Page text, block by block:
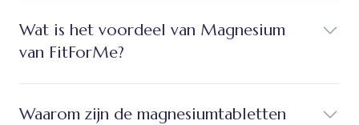
Wat is het voordeel van Magnesium
van FitForMe?
Waarom zijn de magnesiumtabletten